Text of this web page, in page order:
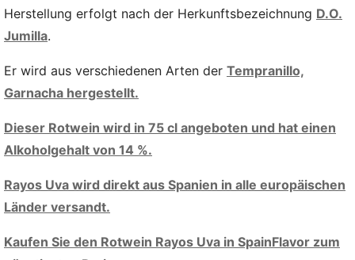
Herstellung erfolgt nach der Herkunftsbezeichnung D.O.
Jumilla.
Er wird aus verschiedenen Arten der Tempranillo,
Garnacha hergestellt.
Dieser Rotwein wird in 75 cl angeboten und hat einen
Alkoholgehalt von 14 %.
Rayos Uva wird direkt aus Spanien in alle europäischen
Länder versandt.
Kaufen Sie den Rotwein Rayos Uva in SpainFlavor zum